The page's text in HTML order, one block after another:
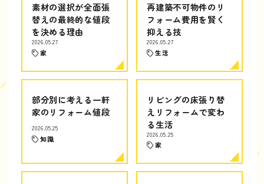
素材の選択が全面張
替えの最終的な値段
を決める理由
2026.05.27
家
再建築不可物件のリ
フォーム費用を賢く
抑える技
2026.05.27
生活
部分別に考える一軒
家のリフォーム値段
2026.05.25
知識
リビングの床張り替
えリフォームで変わ
る生活
2026.05.25
家